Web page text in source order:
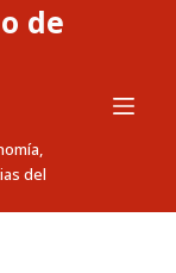
de
del